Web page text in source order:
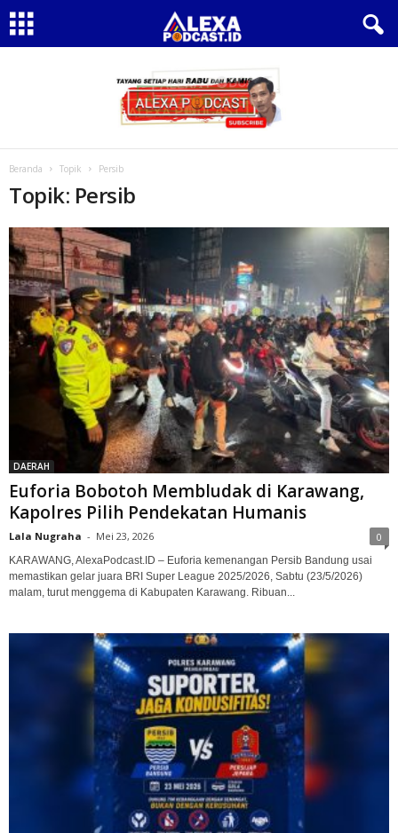
Beranda Topik Persib
Topik: Persib
DAERAH
Euforia Bobotoh Membludak di Karawang,
Kapolres Pilih Pendekatan Humanis
Lala Nugraha - Mei 23, 2026 0
KARAWANG, AlexaPodcast.ID – Euforia kemenangan Persib Bandung usai
memastikan gelar juara BRI Super League 2025/2026, Sabtu (23/5/2026)
malam, turut menggema di Kabupaten Karawang. Ribuan...